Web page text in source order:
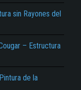
sin Rayones del
– Estructura
de la